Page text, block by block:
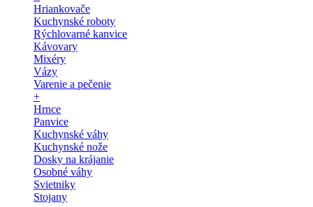
Hriankovače
Kuchynské roboty
Rýchlovarné kanvice
Kávovary
Mixéry
Vázy
Varenie a pečenie
+
Hrnce
Panvice
Kuchynské váhy
Kuchynské nože
Dosky na krájanie
Osobné váhy
Svietniky
Stojany